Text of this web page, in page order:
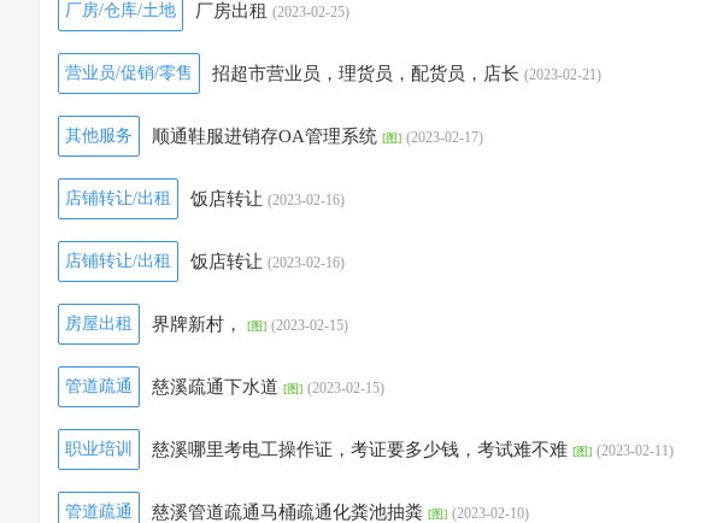
厂房/仓库/土地 厂房出租 (2023-02-25)
营业员/促销/零售 招超市营业员，理货员，配货员，店长 (2023-02-21)
其他服务 顺通鞋服进销存OA管理系统 [图] (2023-02-17)
店铺转让/出租 饭店转让 (2023-02-16)
店铺转让/出租 饭店转让 (2023-02-16)
房屋出租 界牌新村， [图] (2023-02-15)
管道疏通 慈溪疏通下水道 [图] (2023-02-15)
职业培训 慈溪哪里考电工操作证，考证要多少钱，考试难不难 [图] (2023-02-11)
管道疏通 慈溪管道疏通马桶疏通化粪池抽粪 [图] (2023-02-10)